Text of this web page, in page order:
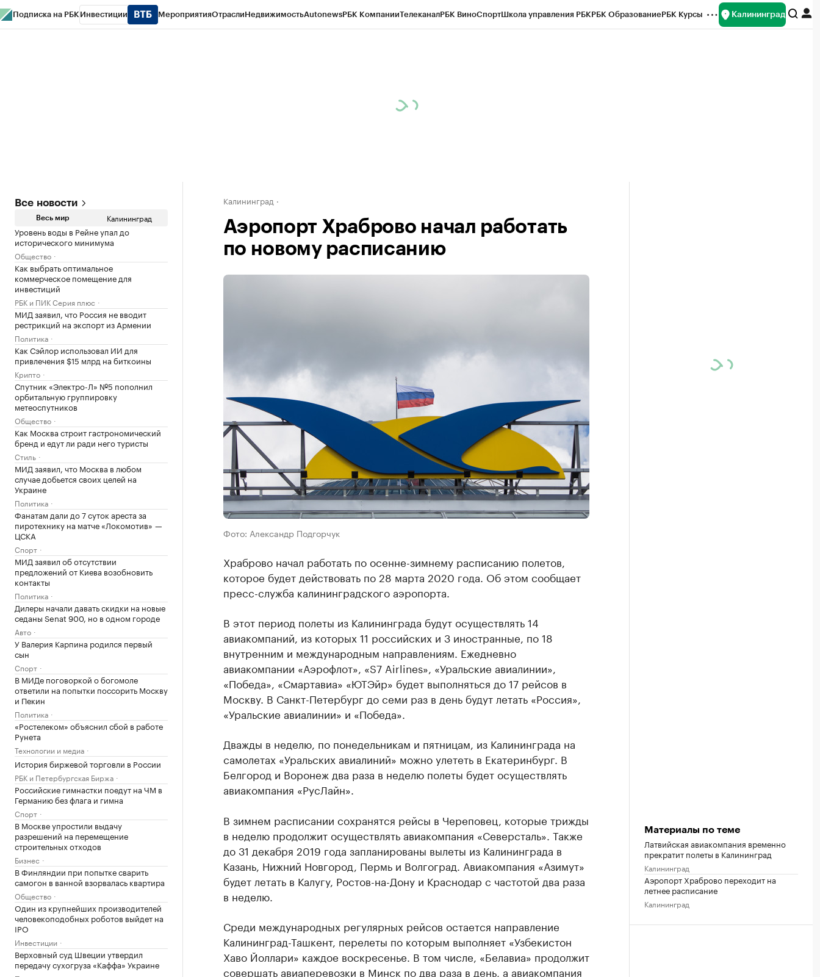
Подписка на РБК Инвестиции МероприятияОтраслиНедвижимостьAutonewsРБК КомпанииТелеканалРБК ВиноСпортШкола управления РБКРБК ОбразованиеРБК Курсы Калининград
Все новости
Весь мир Калининград
Уровень воды в Рейне упал до
исторического минимума
Общество
Как выбрать оптимальное
коммерческое помещение для
инвестиций
РБК и ПИК Серия плюс
МИД заявил, что Россия не вводит
рестрикций на экспорт из Армении
Политика
Как Сэйлор использовал ИИ для
привлечения $15 млрд на биткоины
Крипто
Спутник «Электро-Л» №5 пополнил
орбитальную группировку
метеоспутников
Общество
Как Москва строит гастрономический
бренд и едут ли ради него туристы
Стиль
МИД заявил, что Москва в любом
случае добьется своих целей на
Украине
Политика
Фанатам дали до 7 суток ареста за
пиротехнику на матче «Локомотив» —
ЦСКА
Спорт
МИД заявил об отсутствии
предложений от Киева возобновить
контакты
Политика
Дилеры начали давать скидки на новые
седаны Senat 900, но в одном городе
Авто
У Валерия Карпина родился первый
сын
Спорт
В МИДе поговоркой о богомоле
ответили на попытки поссорить Москву
и Пекин
Политика
«Ростелеком» объяснил сбой в работе
Рунета
Технологии и медиа
История биржевой торговли в России
РБК и Петербургская Биржа
Российские гимнастки поедут на ЧМ в
Германию без флага и гимна
Спорт
В Москве упростили выдачу
разрешений на перемещение
строительных отходов
Бизнес
В Финляндии при попытке сварить
самогон в ванной взорвалась квартира
Общество
Один из крупнейших производителей
человекоподобных роботов выйдет на
IPO
Инвестиции
Верховный суд Швеции утвердил
передачу сухогруза «Каффа» Украине
Калининград
Аэропорт Храброво начал работать
по новому расписанию
Фото: Александр Подгорчук
Храброво начал работать по осенне-зимнему расписанию полетов,
которое будет действовать по 28 марта 2020 года. Об этом сообщает
пресс-служба калининградского аэропорта.
В этот период полеты из Калининграда будут осуществлять 14
авиакомпаний, из которых 11 российских и 3 иностранные, по 18
внутренним и международным направлениям. Ежедневно
авиакомпании «Аэрофлот», «S7 Airlines», «Уральские авиалинии»,
«Победа», «Смартавиа» «ЮТЭйр» будет выполняться до 17 рейсов в
Москву. В Санкт-Петербург до семи раз в день будут летать «Россия»,
«Уральские авиалинии» и «Победа».
Дважды в неделю, по понедельникам и пятницам, из Калининграда на
самолетах «Уральских авиалиний» можно улететь в Екатеринбург. В
Белгород и Воронеж два раза в неделю полеты будет осуществлять
авиакомпания «РусЛайн».
В зимнем расписании сохранятся рейсы в Череповец, которые трижды
в неделю продолжит осуществлять авиакомпания «Северсталь». Также
до 31 декабря 2019 года запланированы вылеты из Калининграда в
Казань, Нижний Новгород, Пермь и Волгоград. Авиакомпания «Азимут»
будет летать в Калугу, Ростов-на-Дону и Краснодар с частотой два раза
в неделю.
Среди международных регулярных рейсов остается направление
Калининград-Ташкент, перелеты по которым выполняет «Узбекистон
Хаво Йоллари» каждое воскресенье. В том числе, «Белавиа» продолжит
совершать авиаперевозки в Минск по два раза в день, а авиакомпания
Материалы по теме
Латвийская авиакомпания временно
прекратит полеты в Калининград
Калининград
Аэропорт Храброво переходит на
летнее расписание
Калининград